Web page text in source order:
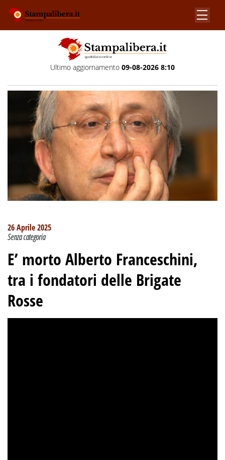
Ultimo aggiornamento 09-08-2026 8:10
26 Aprile 2025
Senza categoria
E’ morto Alberto Franceschini,
tra i fondatori delle Brigate
Rosse